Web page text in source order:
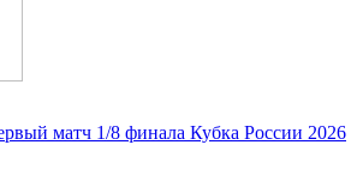
матч 1/8 финала Кубка России 2026